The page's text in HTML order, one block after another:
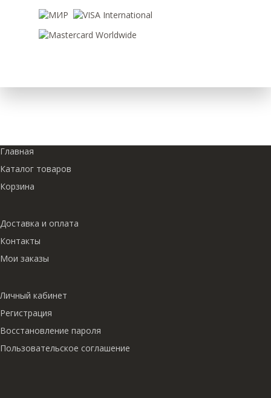
Главная
Каталог товаров
Корзина
Доставка и оплата
Контакты
Мои заказы
Личный кабинет
Регистрация
Восстановление пароля
Пользовательское соглашение